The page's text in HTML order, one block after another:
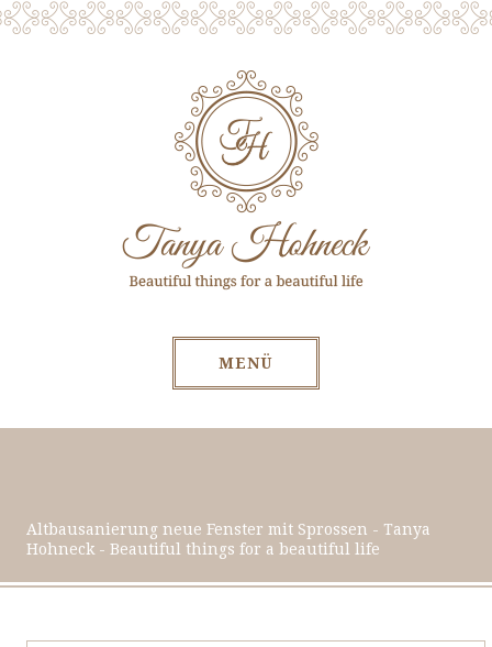
MENÜ
Altbausanierung neue Fenster mit Sprossen - Tanya
Hohneck - Beautiful things for a beautiful life